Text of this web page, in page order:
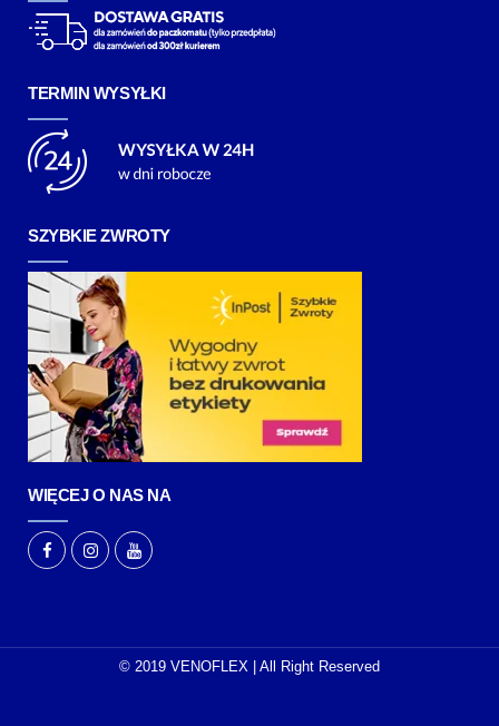
TERMIN WYSYŁKI
SZYBKIE ZWROTY
WIĘCEJ O NAS NA
© 2019 VENOFLEX | All Right Reserved